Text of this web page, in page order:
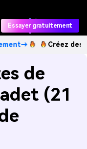
Essayer gratuitement
Créez des images
de
(21